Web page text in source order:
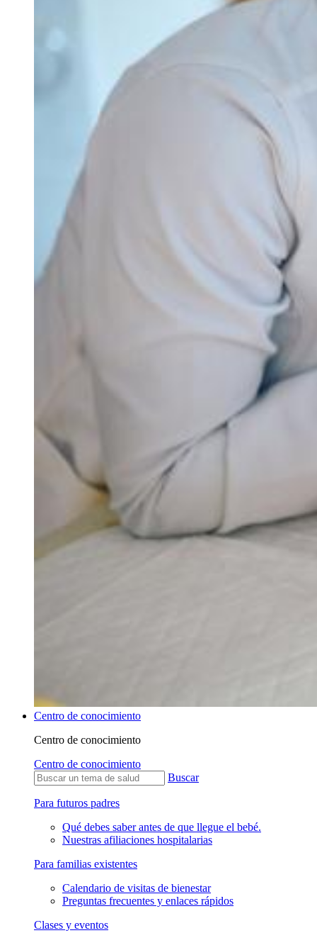
Centro de conocimiento
Centro de conocimiento
Centro de conocimiento
Buscar
Para futuros padres
Qué debes saber antes de que llegue el bebé.
Nuestras afiliaciones hospitalarias
Para familias existentes
Calendario de visitas de bienestar
Preguntas frecuentes y enlaces rápidos
Clases y eventos